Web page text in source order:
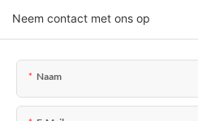
Neem contact met ons op
Naam